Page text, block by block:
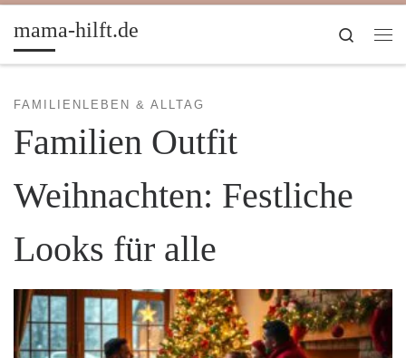
Zum Inhalt springen
mama-hilft.de
Search
FAMILIENLEBEN & ALLTAG
Familien Outfit
Weihnachten: Festliche
Looks für alle